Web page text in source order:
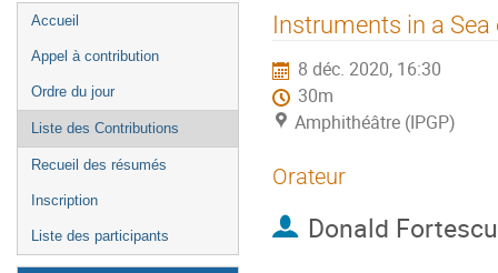
Menu
de
Accueil
Appel à contribution
Ordre du jour
Liste des Contributions
Recueil des résumés
Inscription
Liste des participants
Instruments in a Sea
8 déc. 2020, 16:30
30m
Amphithéâtre (IPGP)
Orateur
Donald